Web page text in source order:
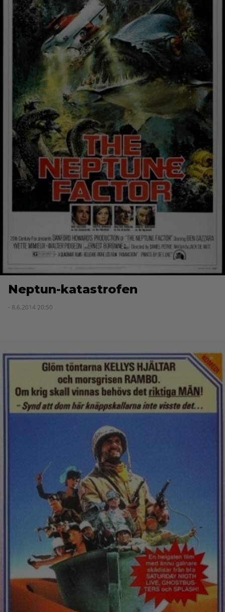
Neptun-katastrofen
- 8.6.2014 20:50